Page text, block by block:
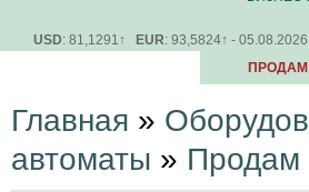
USD: 81,1291↑ EUR: 93,5824↑ - 05.08.2026
ПРОДАМ
Главная »
автоматы » Продам